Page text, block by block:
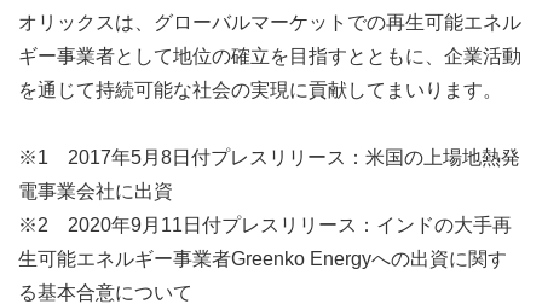
オリックスは、グローバルマーケットでの再生可能エネル
ギー事業者として地位の確立を目指すとともに、企業活動
を通じて持続可能な社会の実現に貢献してまいります。
※1 2017年5月8日付プレスリリース：米国の上場地熱発
電事業会社に出資
※2 2020年9月11日付プレスリリース：インドの大手再
生可能エネルギー事業者Greenko Energyへの出資に関す
る基本合意について